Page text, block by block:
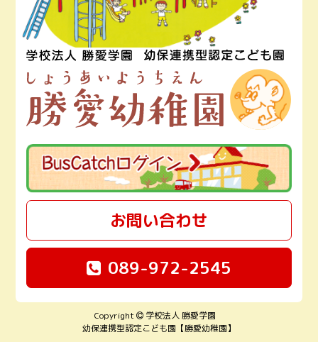
お問い合わせ
089-972-2545
Copyright
学校法人 勝愛学園
幼保連携型認定こども園【勝愛幼稚園】